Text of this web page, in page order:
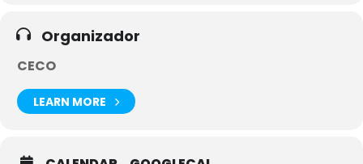
Organizador
CECO
LEARN MORE